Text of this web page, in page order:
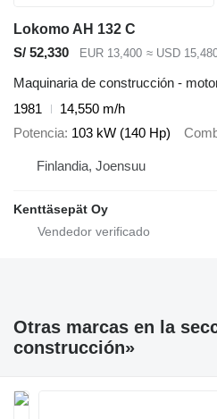
Lokomo AH 132 C
S/ 52,330
EUR 13,400 ≈ USD
Maquinaria de construcción -
1981
14,550 m/h
Potencia 103 kW (140 Hp)
Finlandia, Joensuu
Kenttäsepät Oy
Otras marcas en la
construcción»